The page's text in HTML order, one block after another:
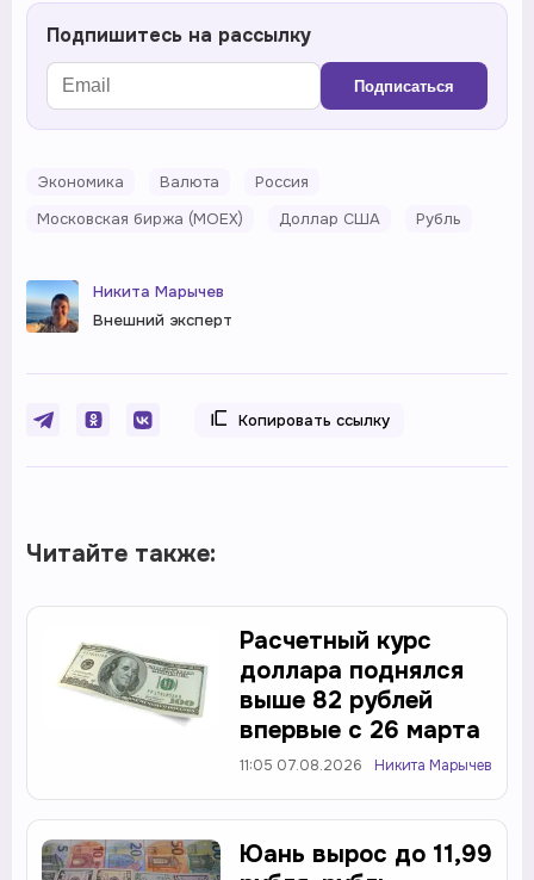
Подпишитесь на рассылку
Подписаться
Экономика Валюта
Россия
Московская биржа (MOEX)
Доллар США Рубль
Никита Марычев
Внешний эксперт
Копировать ссылку
Читайте также:
Расчетный курс
доллара поднялся
выше 82 рублей
впервые с 26 марта
11:05 07.08.2026 Никита Марычев
Юань вырос до 11,99